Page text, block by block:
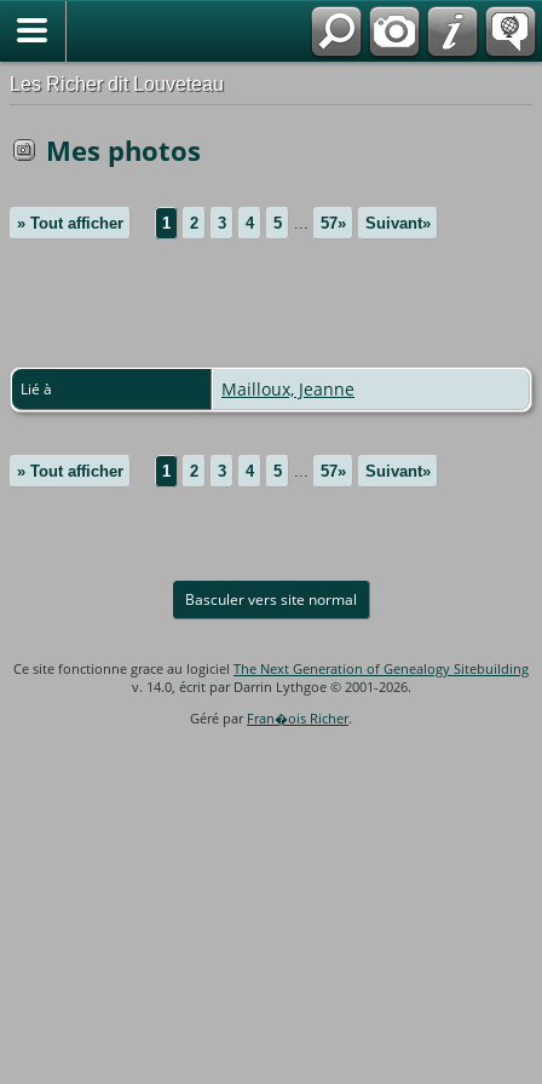
Les Richer dit Louveteau
Mes photos
» Tout afficher 1 2 3 4 5 ... 57» Suivant»
Lié à Mailloux, Jeanne
» Tout afficher 1 2 3 4 5 57» Suivant»
Basculer vers site normal
Ce site fonctionne grace au logiciel The Next Generation of Genealogy Sitebuilding
v. 14.0, écrit par Darrin Lythgoe © 2001-2026.
Géré par Fran�ois Richer.